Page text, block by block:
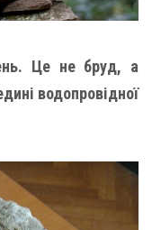
Це не бруд, а
водопровідної